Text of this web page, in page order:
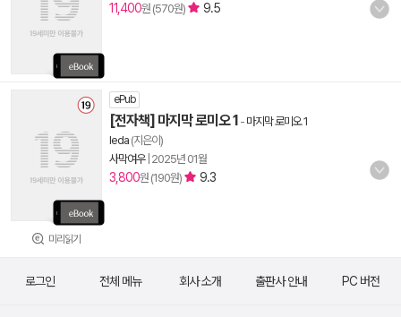
11,400원 (570원) 9.5
미리읽기
ePub
[전자책] 마지막 로미오 1 - 마지막 로미오 1
leda (지은이)
사막여우| 2025년 01월
3,800원 (190원) 9.3
로그인 전체 메뉴 회사 소개 출판사 안내 PC 버전